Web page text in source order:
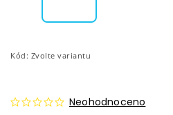
Kód: Zvolte variantu
Neohodnoceno